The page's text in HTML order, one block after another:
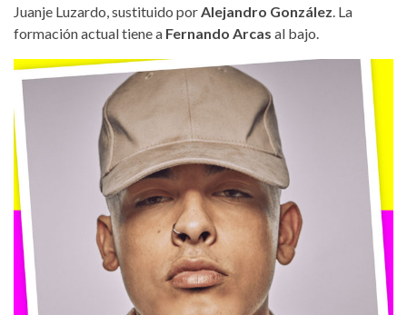
Juanje Luzardo, sustituido porAlejandro González. La
formación actual tiene a Fernando Arcas al bajo.
trueno.jpg